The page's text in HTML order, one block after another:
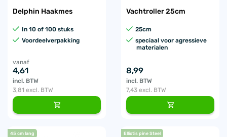
Delphin Haakmes
In 10 of 100 stuks
Voordeelverpakking
vanaf
4,61
incl. BTW
3,81 excl. BTW
Vachtroller 25cm
25cm
speciaal voor agressieve
materialen
8,99
incl. BTW
7,43 excl. BTW
45 cm lang Elliotis pine Steel